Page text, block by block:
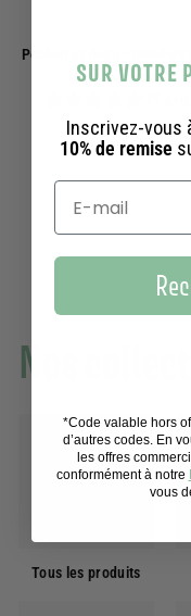
Pochon cadeau -
Eau de Parfum
45,00€4
5
€
Vu
Nos
Tous les produits
SUR VOTRE
Inscrivez-vous
10% de remise
*Code valable hors
d’autres codes. En
les offres
conformément à notre
vous